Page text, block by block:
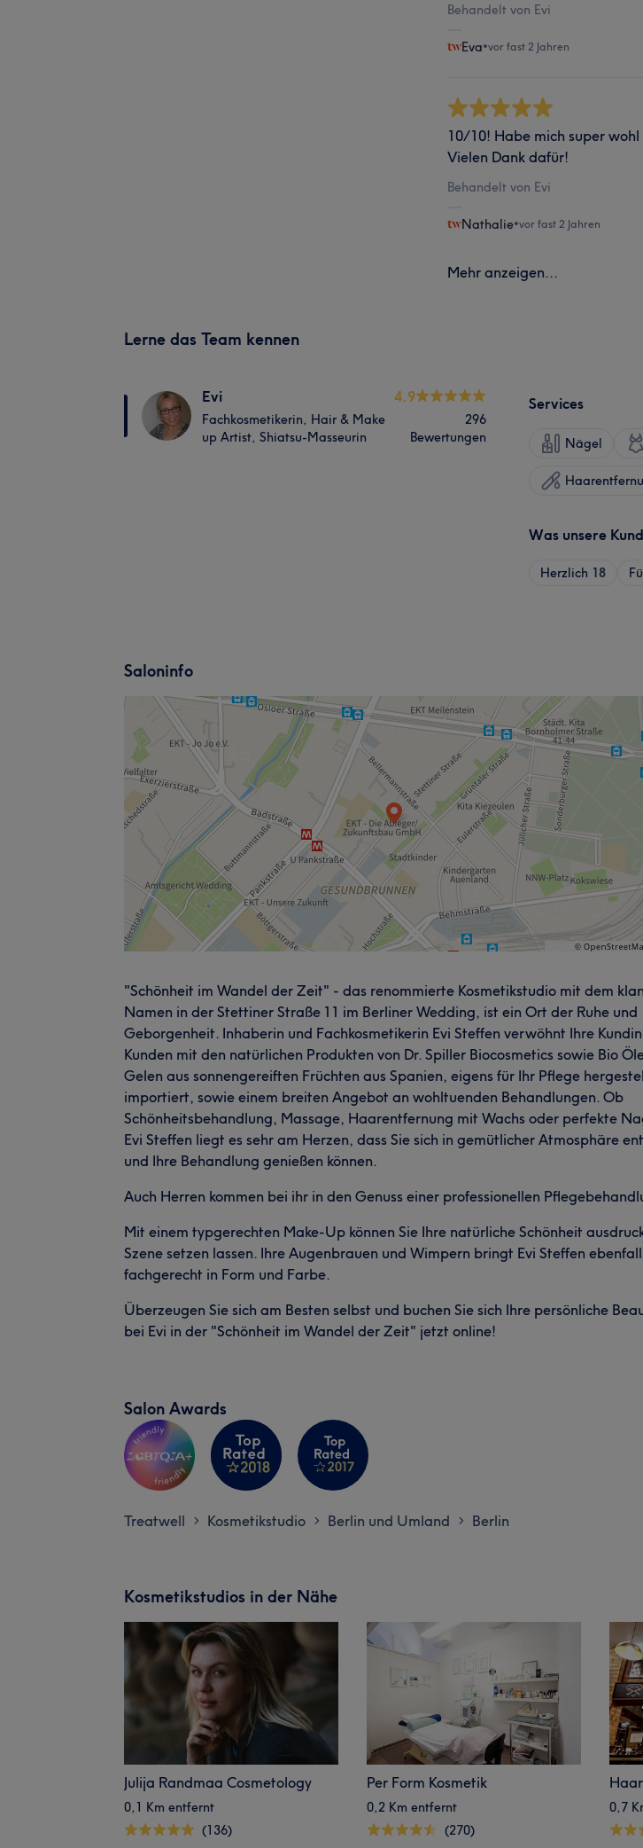
Behandelt von Evi
Eva•vor fast 2 Jahren
10/10! Habe mich super
Vielen Dank dafür!
Behandelt von Evi
Nathalie•vor fast 2 Jahren
Mehr anzeigen...
Lerne das Team kennen
Evi
Fachkosmetikerin, Hair & Make
up Artist, Shiatsu-Masseurin
4.9
296
Bewertungen
Services
Nägel
Was unsere
Herzlich 18
Saloninfo
"Schönheit im Wandel der Zeit" - das renommierte Kosmetikstudio mit dem
Namen in der Stettiner Straße 11 im Berliner Wedding, ist ein Ort der Ruhe und
Geborgenheit. Inhaberin und Fachkosmetikerin Evi Steffen verwöhnt Ihre
Kunden mit den natürlichen Produkten von Dr. Spiller Biocosmetics sowie Bio
Gelen aus sonnengereiften Früchten aus Spanien, eigens für Ihr Pflege
importiert, sowie einem breiten Angebot an wohltuenden Behandlungen. Ob
Schönheitsbehandlung, Massage, Haarentfernung mit Wachs oder perfekte
Evi Steffen liegt es sehr am Herzen, dass Sie sich in gemütlicher Atmosphäre
und Ihre Behandlung genießen können.
Auch Herren kommen bei ihr in den Genuss einer professionellen
Mit einem typgerechten Make-Up können Sie Ihre natürliche Schönheit
Szene setzen lassen. Ihre Augenbrauen und Wimpern bringt Evi Steffen
fachgerecht in Form und Farbe.
Überzeugen Sie sich am Besten selbst und buchen Sie sich Ihre persönliche
bei Evi in der "Schönheit im Wandel der Zeit" jetzt online!
Salon Awards
Treatwell > Kosmetikstudio > Berlin und Umland > Berlin
Kosmetikstudios in der Nähe
Julija Randmaa Cosmetology
0,1 Km entfernt
(136)
Per Form Kosmetik
0,2 Km entfernt
(270)
0,7